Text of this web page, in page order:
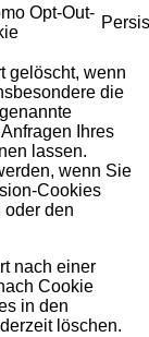
Opt-Out-
gelöscht, wenn
die
Ihres
lassen.
wenn Sie
Cookies
den
nach einer
Cookie
in den
löschen.